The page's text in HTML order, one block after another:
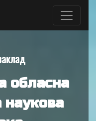
обласна
наукова